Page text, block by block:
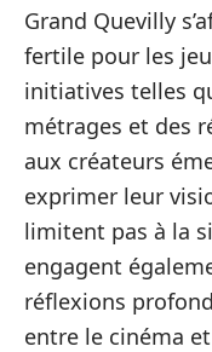
Grand Quevilly
fertile pour les
initiatives telles
métrages et des
aux créateurs
exprimer leur
limitent pas à la
engagent
réflexions
entre le cinéma